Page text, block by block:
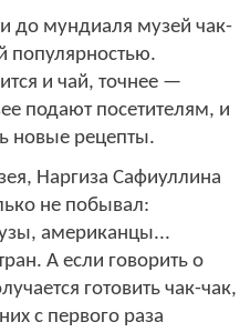
до мундиаля музей чак-
популярностью.
и чай, точнее —
подают посетителям, и
новые рецепты.
Наргиза Сафиуллина
не побывал:
американцы...
А если говорить о
готовить чак-чак,
с первого раза